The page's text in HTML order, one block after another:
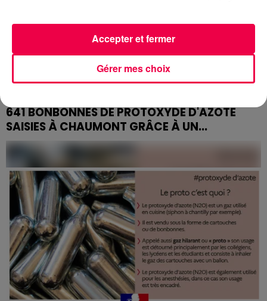
641 BONBONNES DE PROTOXYDE D'AZOTE
SAISIES À CHAUMONT GRÂCE À UN...
Un simple coup de fil au 17 a conduit à la saisie de 641
bonbonnes de protoxyde d'azote dans deux fourgons,
le 15 mai à Chaumont. Quatre hommes, surpris en...
Gérer mes choix
Accepter et fermer